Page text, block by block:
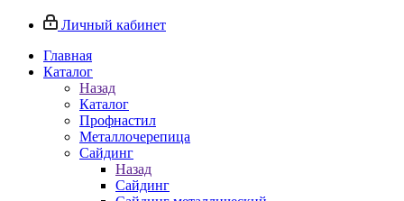
Личный кабинет
Главная
Каталог
Назад
Каталог
Профнастил
Металлочерепица
Сайдинг
Назад
Сайдинг